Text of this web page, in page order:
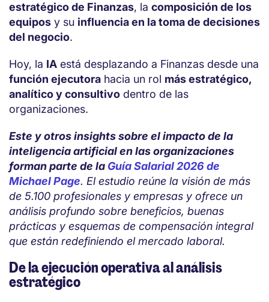
estratégico de Finanzas, la composición de los
equipos y su influencia en la toma de decisiones
del negocio.
Hoy, la IA está desplazando a Finanzas desde una
función ejecutora hacia un rol más estratégico,
analítico y consultivo dentro de las
organizaciones.
Este y otros insights sobre el impacto de la
inteligencia artificial en las organizaciones
forman parte de la Guía Salarial 2026 de
Michael Page. El estudio reúne la visión de más
de 5.100 profesionales y empresas y ofrece un
análisis profundo sobre beneficios, buenas
prácticas y esquemas de compensación integral
que están redefiniendo el mercado laboral.
De la ejecución operativa al análisis
estratégico